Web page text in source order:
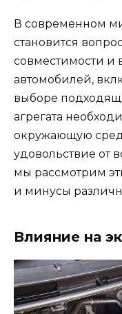
В современном
становится
совместимости и
автомобилей,
выборе
агрегата
окружающую
удовольствие от
мы рассмотрим
и минусы
Влияние на